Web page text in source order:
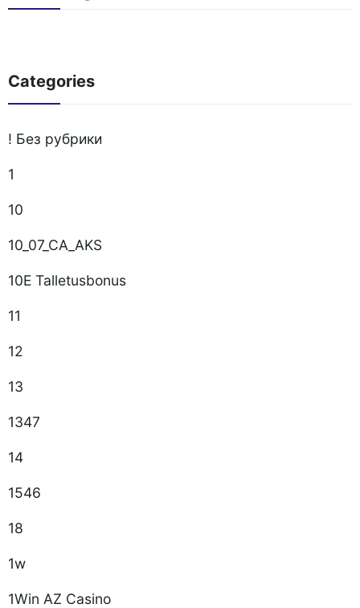
Categories
! Без рубрики
1
10
10_07_CA_AKS
10E Talletusbonus
11
12
13
1347
14
1546
18
1w
1Win AZ Casino